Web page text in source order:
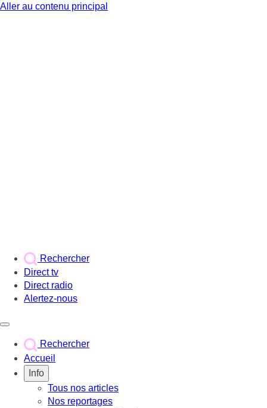
Aller au contenu principal
Rechercher
Direct tv
Direct radio
Alertez-nous
Rechercher
Accueil
Info
Tous nos articles
Nos reportages